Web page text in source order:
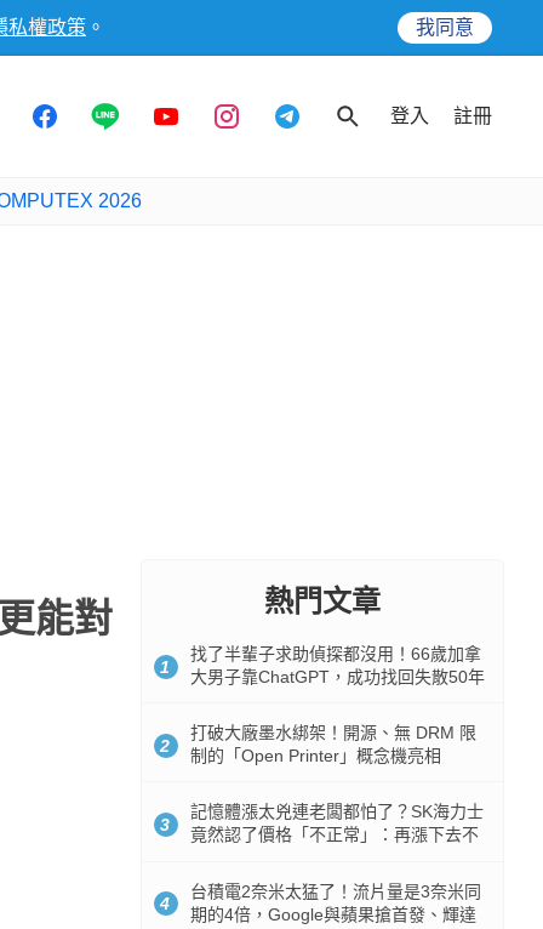
私權政策 。 我同意
登入 註冊
2026
能對
熱門文章
1
找了半輩子求助偵探都沒用！66歲加拿
大男子靠ChatGPT，成功找回失散50年
2
打破大廠墨水綁架！開源、無 DRM 限
制的「Open Printer」概念機亮相
3
記憶體漲太兇連老闆都怕了？SK海力士
竟然認了價格「不正常」：再漲下去不
4
台積電2奈米太猛了！流片量是3奈米同
期的4倍，Google與蘋果搶首發、輝達